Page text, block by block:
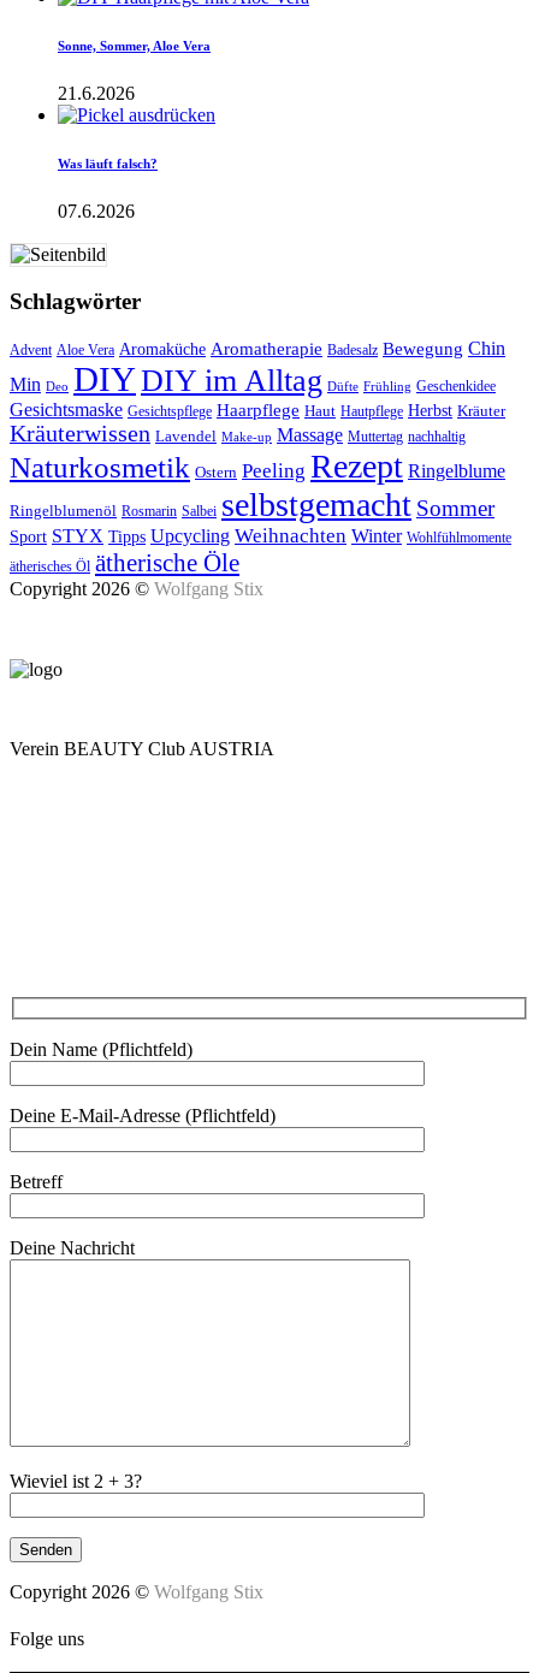
Sonne, Sommer, Aloe Vera
21.6.2026
Was läuft falsch?
07.6.2026
Schlagwörter
Advent Aloe Vera Aromaküche Aromatherapie Badesalz Bewegung Chin
Min Deo DIYDIY im Alltag Düfte Frühling Geschenkidee
Gesichtsmaske Gesichtspflege Haarpflege Haut Hautpflege Herbst Kräuter
Kräuterwissen Lavendel Make-up Massage Muttertag nachhaltig
Naturkosmetik Ostern Peeling Rezept Ringelblume
Ringelblumenöl Rosmarin Salbei selbstgemacht Sommer
Sport STYX Tipps Upcycling Weihnachten Winter Wohlfühlmomente
ätherisches Öl ätherische Öle
Copyright 2026 © Wolfgang Stix
Verein BEAUTY Club AUSTRIA
Dein Name (Pflichtfeld)
Deine E-Mail-Adresse (Pflichtfeld)
Betreff
Deine Nachricht
Wieviel ist 2 + 3?
Copyright 2026 © Wolfgang Stix
Folge uns